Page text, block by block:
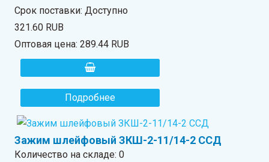
Срок поставки: Доступно
321.60 RUB
Оптовая цена:289.44 RUB
Подробнее
Зажим шлейфовый ЗКШ-2-11/14-2 ССД
Количество на складе:0